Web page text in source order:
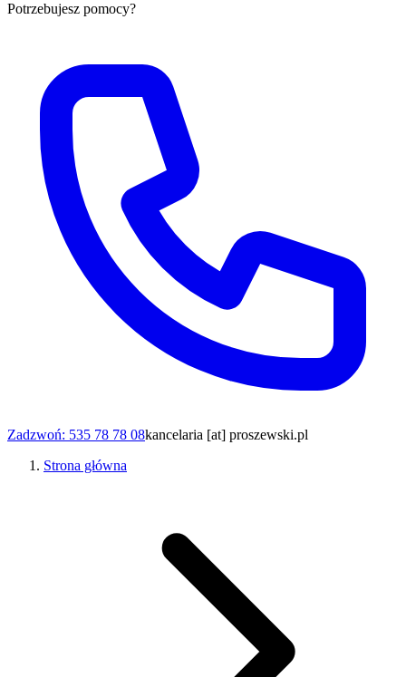
Potrzebujesz pomocy?
Zadzwoń: 535 78 78 08kancelaria [at] proszewski.pl
Strona główna